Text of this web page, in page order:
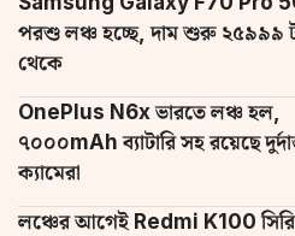
পরশু লঞ্চ হচ্ছে, দাম শুরু ২৫৯৯৯
থেকে
OnePlus N6x ভারতে লঞ্চ হল,
৭০০০mAh ব্যাটারি সহ রয়েছে
ক্যামেরা
লঞ্চের আগেই Redmi K100